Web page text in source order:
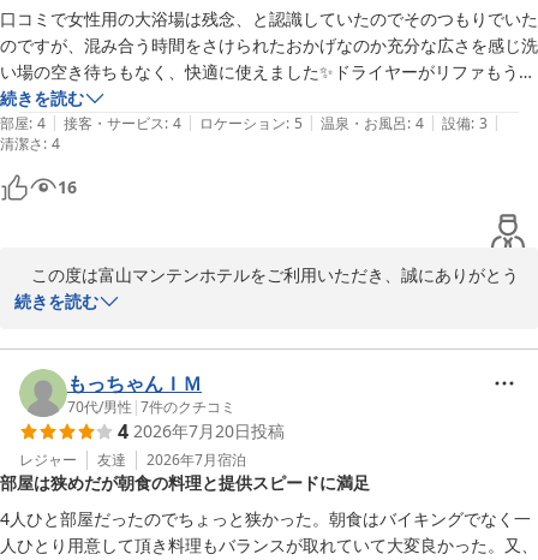
富山マンテンホテル（マンテンホテルチェーン）
2026-06-03
付無料　※3名様限定(フロント予約要)
………………………………………………
朝食：立山連峰眺望！！朝風呂入って、ゆっくり寛ぎながら「選べ
る！！メイン日替わり和・洋定食」
北陸の味・お袋の味「和定食」、カロリー最適「洋定食」：サラ
ダ・ドリンク・ご飯・パン食べ放題
………………………………………………
夕食：ホテル隣接のおすすめ飲食店「焼肉」「居酒屋」「生簀割
得々夕食クーポン券をフロントで販売中・「夕食付き宿泊プラ
ン」ネット販売
………………………………………………
ール前　※数量限定
………………………………………………
駐車場：24時間　1,000円(税込)　100台収容、ハイルーフ・ワゴン
駐車ＯＫ
富山マンテンホテル（マンテンホテルグループ）
2026-08-09
らではの味をお楽しみいただける朝食をご用意してまいります。一
方で、暑い日の空調につきましては、十分な涼しさをご提供できず
申し訳ございませんでした。当ホテルは全館一括空調でございま
す。快適な室温でお過ごしいただけるよう、空調設備の状態確認や
温度管理に努めてまいります。
これからも「また泊まりたい」と思っていただけるホテルであり
続けられるよう、サービスの向上に努めてまいります。次回のご来
フロント　堀江
■□■　富山マンテンホテルの魅力　■□■
＝＝＝＝＝＝＝＝＝＝＝＝＝＝＝＝＝＝＝＝＝
アクセス：ＪＲ富山駅改札口正面より、市内電車で5分・桜橋駅下
車(復路優待乗車券有）
………………………………………………
大浴場：【男湯】 「立山連峰展望浴場」人工ラジウム温泉・サウ
ナ・水風呂・ジェット風呂・露天風呂完備
口コミで女性用の大浴場は残念、と認識していたのでそのつもりでいた
のですが、混み合う時間をさけられたおかげなのか充分な広さを感じ洗
い場の空き待ちもなく、快適に使えました✨ドライヤーがリファもうれ
しかったです。
シングルルームを二人利用でこじんまりしてましたが、お部屋は清潔で
快適に過ごせました。
エレベーター3基が混み合う時間だと確かに待ち時間が長めな基がしま
した。
続きを読む
部屋: 4 | 接客・サービス: 4 | ロケーション: 5 | 温泉・お風呂: 4 | 設備: 3 |
清潔さ: 4
16
この度は富山マンテンホテルをご利用いただき、誠にありがとう
ございます。
女性大浴場につきまして、快適にご利用いただけたとのこと、大
変嬉しく拝読いたしました。お客様のおっしゃる通り、女性大浴場
は内風呂と岩盤浴のみの設置でございますが、お部屋には、混雑状
況をご確認いただけるQRコードを設置しております。お客様に
は、混雑する時間帯を避けてご利用いただけたご様子で何よりでご
ざいます。
一方で、エレベーターにつきましては、ご不便をお掛けし申し訳
続きを読む
もっちゃんＩＭ
70代/男性 |7件のクチコミ
4 2026年7月20日投稿
レジャー 友達 2026年7月宿泊
部屋は狭めだが朝食の料理と提供スピードに満足
4人ひと部屋だったのでちょっと狭かった。朝食はバイキングでなく一
人ひとり用意して頂き料理もバランスが取れていて大変良かった。又、